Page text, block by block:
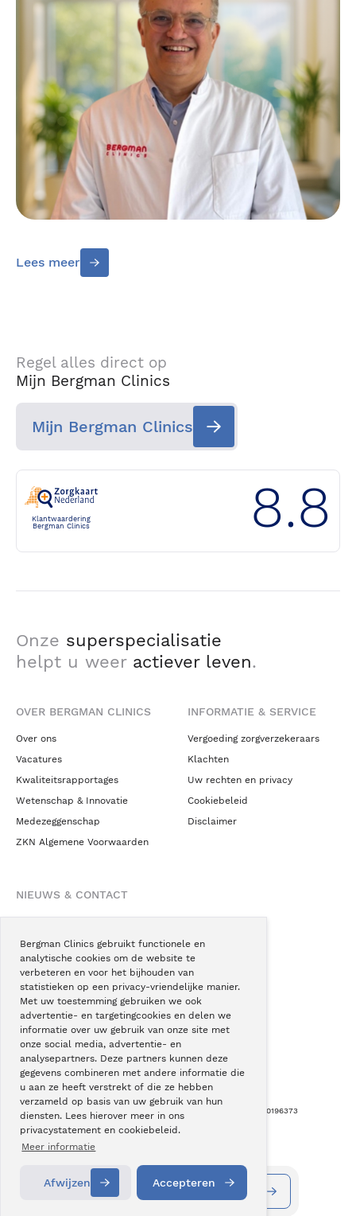
Bergman Clinics gebruikt functionele en
analytische cookies om de website te
verbeteren en voor het bijhouden van
statistieken op een privacy-vriendelijke manier.
Met uw toestemming gebruiken we ook
advertentie- en targetingcookies en delen we
informatie over uw gebruik van onze site met
onze social media, advertentie- en
analysepartners. Deze partners kunnen deze
gegevens combineren met andere informatie die
u aan ze heeft verstrekt of die ze hebben
verzameld op basis van uw gebruik van hun
diensten. Lees hierover meer in ons
privacystatement en cookiebeleid.
Meer informatie
Afwijzen Accepteren
Lees meer
Regel alles direct op
Mijn Bergman Clinics
Mijn Bergman Clinics
Klantwaardering
Bergman Clinics
8.8
Onze superspecialisatie
helpt u weer actiever leven.
OVER BERGMAN CLINICS
Over ons
Vacatures
Kwaliteitsrapportages
Wetenschap & Innovatie
Medezeggenschap
ZKN Algemene Voorwaarden
INFORMATIE & SERVICE
Vergoeding zorgverzekeraars
Klachten
Uw rechten en privacy
Cookiebeleid
Disclaimer
NIEUWS & CONTACT
Blogs
Podcast
Pressroom
Instagram
Facebook
LinkedIn
Copyright © Bergman Clinics 2026 KVK nummer: 30196373
Alle behandelingen